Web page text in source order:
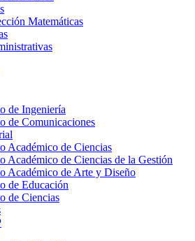
Matemáticas
de Ingeniería
de Comunicaciones
Académico de Ciencias
Académico de Ciencias de la Gestión
Académico de Arte y Diseño
de Educación
de Ciencias